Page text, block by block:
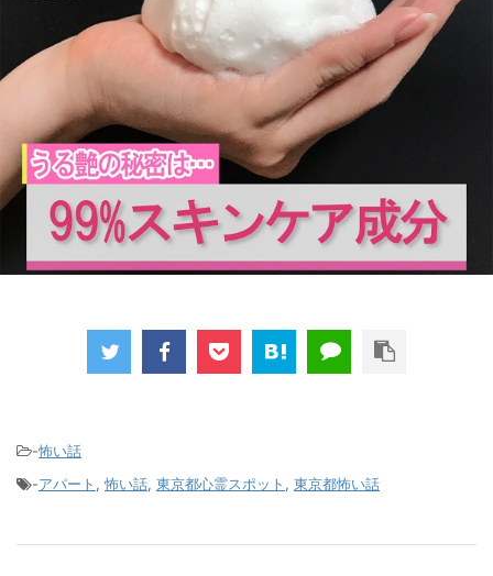
-怖い話
-アパート ,怖い話, 東京都心霊スポット , 東京都怖い話